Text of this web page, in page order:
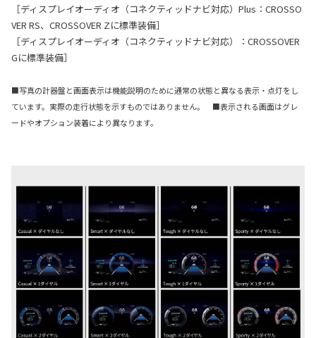
［ディスプレイオーディオ（コネクティッドナビ対応）Plus：CROSSO
VER RS、CROSSOVER Zに標準装備］
［ディスプレイオーディオ（コネクティッドナビ対応）：CROSSOVER
Gに標準装備］
■写真の計器盤と画面表示は機能説明のために通常の状態と異なる表示・点灯をし
ています。実際の走行状態を示すものではありません。 ■表示される画面はグレ
ードやオプション装着により異なります。